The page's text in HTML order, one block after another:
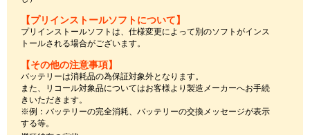
【プリインストールソフトについて】
プリインストールソフトは、仕様変更によって別のソフトがインス
トールされる場合がございます。
【その他の注意事項】
バッテリーは消耗品の為保証対象外となります。
また、リコール対象品についてはお客様より製造メーカーへお手続
きいただきます。
※例：バッテリーの完全消耗、バッテリーの交換メッセージが表示
する等。